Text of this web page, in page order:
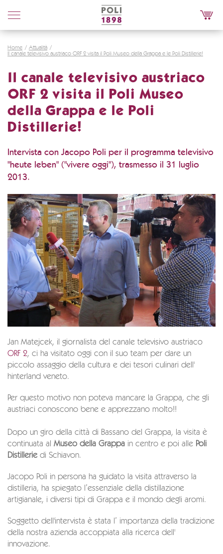
Poli
Distillerie
Home
Attualità
Il canale televisivo austriaco ORF 2 visita il Poli Museo della Grappa e le Poli Distillerie!
Il canale televisivo austriaco
ORF 2 visita il Poli Museo
della Grappa e le Poli
Distillerie!
Intervista con Jacopo Poli per il programma televisivo
"heute leben" ("vivere oggi"), trasmesso il 31 luglio
2013.
Jan Matejcek, il giornalista del canale televisivo austriaco
ORF 2, ci ha visitato oggi con il suo team per dare un
piccolo assaggio della cultura e dei tesori culinari dell'
hinterland veneto.
Per questo motivo non poteva mancare la Grappa, che gli
austriaci conoscono bene e apprezzano molto!!
Dopo un giro della città di Bassano del Grappa, la visita è
continuata al Museo della Grappa in centro e poi alle Poli
Distillerie di Schiavon.
Jacopo Poli in persona ha guidato la visita attraverso la
distilleria, ha spiegato l’essenziale della distillazione
artigianale, i diversi tipi di Grappa e il mondo degli aromi.
Soggetto dell'intervista è stata l’ importanza della tradizione
della nostra azienda accoppiata alla ricerca dell'
innovazione.